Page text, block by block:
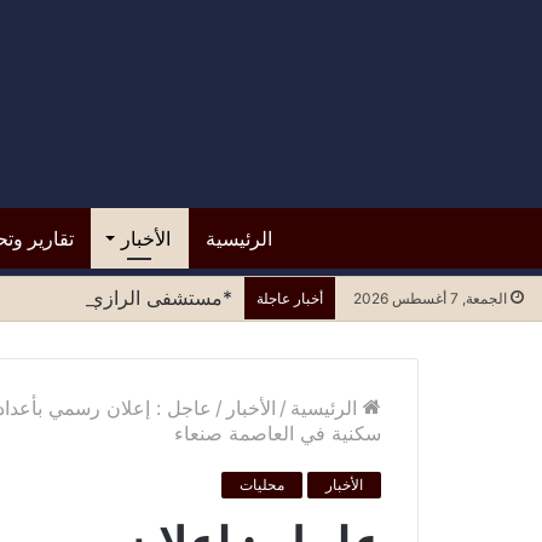
الرئيسية الأخبار تقارير
الجمعة, 7 أغسطس 2026 أخبار عاجلة *مستشفى الرازي.. التسرع في
الرئيسية / الأخبار / عاجل : إعلان رسمي
سكنية في العاصمة صنعاء
الأخبار محليات